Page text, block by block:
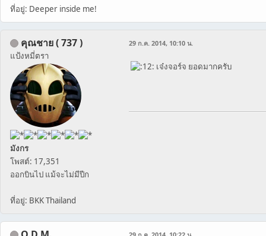
ที่อยู่: Deeper inside me!
คุณชาย ( 737 )
แป้งหมี่ตรา
มังกร
โพสต์: 17,351
ออกบินไป แม้จะไม่มีปีก
ที่อยู่: BKK Thailand
29 ก.ค. 2014, 10:10 น.
เจ๋งจอร์จ ยอดมากครับ